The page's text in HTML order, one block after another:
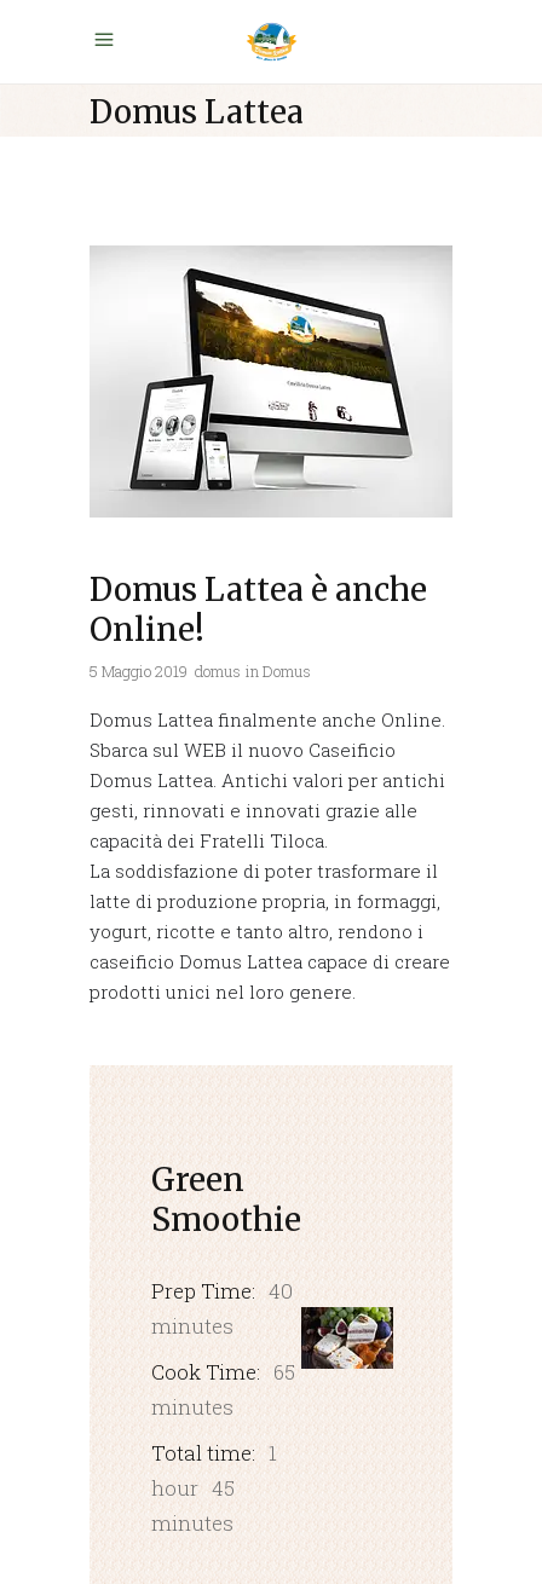
Domus Lattea
Domus Lattea è anche
Online!
5 Maggio 2019 domus inDomus
Domus Lattea finalmente anche Online.
Sbarca sul WEB il nuovo Caseificio
Domus Lattea. Antichi valori per antichi
gesti, rinnovati e innovati grazie alle
capacità dei Fratelli Tiloca.
La soddisfazione di poter trasformare il
latte di produzione propria, in formaggi,
yogurt, ricotte e tanto altro, rendono i
caseificio Domus Lattea capace di creare
prodotti unici nel loro genere.
Green
Smoothie
Prep Time: 40
minutes
Cook Time: 65
minutes
Total time: 1
hour 45
minutes